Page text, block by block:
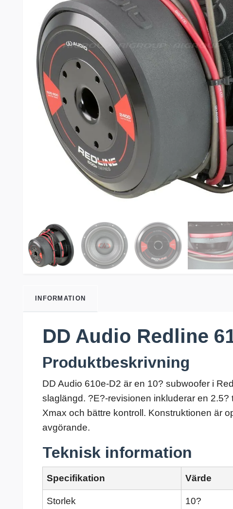
INFORMATION
DD Audio Redline
Produktbeskrivning
DD Audio 610e-D2 är en 10? subwoofer i
slaglängd. ?E?-revisionen inkluderar en
Xmax och bättre kontroll. Konstruktionen är
avgörande.
Teknisk information
Specifikation Värde
Storlek 10?